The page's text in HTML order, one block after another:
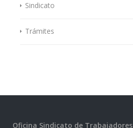
Sindicato
Trámites
Oficina Sindicato de